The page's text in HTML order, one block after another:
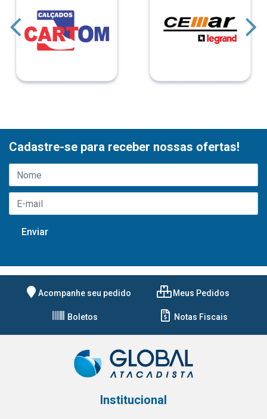
Cadastre-se para receber nossas ofertas!
Acompanhe seu pedido Meus Pedidos
Boletos Notas Fiscais
Institucional